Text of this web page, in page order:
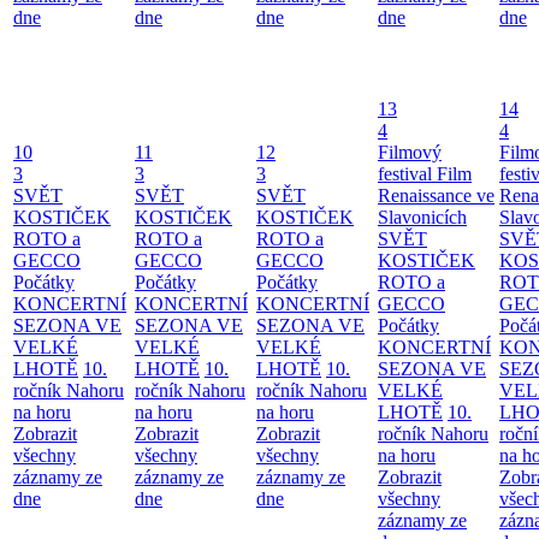
dne
dne
dne
dne
dne
10
3
SVĚT
KOSTIČEK
ROTO a
GECCO
Počátky
KONCERTNÍ
SEZONA VE
VELKÉ
LHOTĚ 10.
ročník Nahoru
na horu
Zobrazit
všechny
záznamy ze
dne
11
3
SVĚT
KOSTIČEK
ROTO a
GECCO
Počátky
KONCERTNÍ
SEZONA VE
VELKÉ
LHOTĚ 10.
ročník Nahoru
na horu
Zobrazit
všechny
záznamy ze
dne
12
3
SVĚT
KOSTIČEK
ROTO a
GECCO
Počátky
KONCERTNÍ
SEZONA VE
VELKÉ
LHOTĚ 10.
ročník Nahoru
na horu
Zobrazit
všechny
záznamy ze
dne
13
4
Filmový
festival Film
Renaissance ve
Slavonicích
SVĚT
KOSTIČEK
ROTO a
GECCO
Počátky
KONCERTNÍ
SEZONA VE
VELKÉ
LHOTĚ 10.
ročník Nahoru
na horu
Zobrazit
všechny
záznamy ze
14
4
na